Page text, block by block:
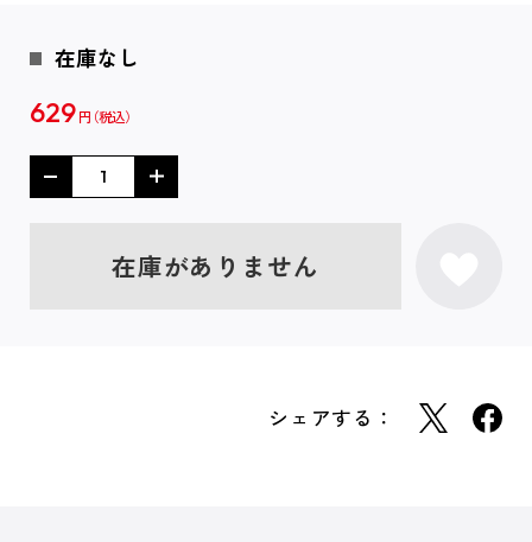
在庫なし
629 円
在庫がありません
シェアする：